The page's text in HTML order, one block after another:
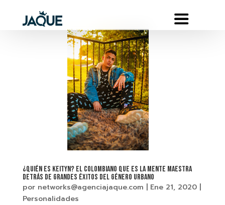
¿QUIÉN ES KEITYN? EL COLOMBIANO QUE ES LA MENTE MAESTRA
DETRÁS DE GRANDES ÉXITOS DEL GÉNERO URBANO
por networks@agenciajaque.com Ene 21, 2020|
Personalidades